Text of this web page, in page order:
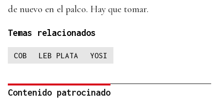
de nuevo en el palco. Hay que tomar.
Temas relacionados
COB LEB PLATA YOSI
Contenido patrocinado